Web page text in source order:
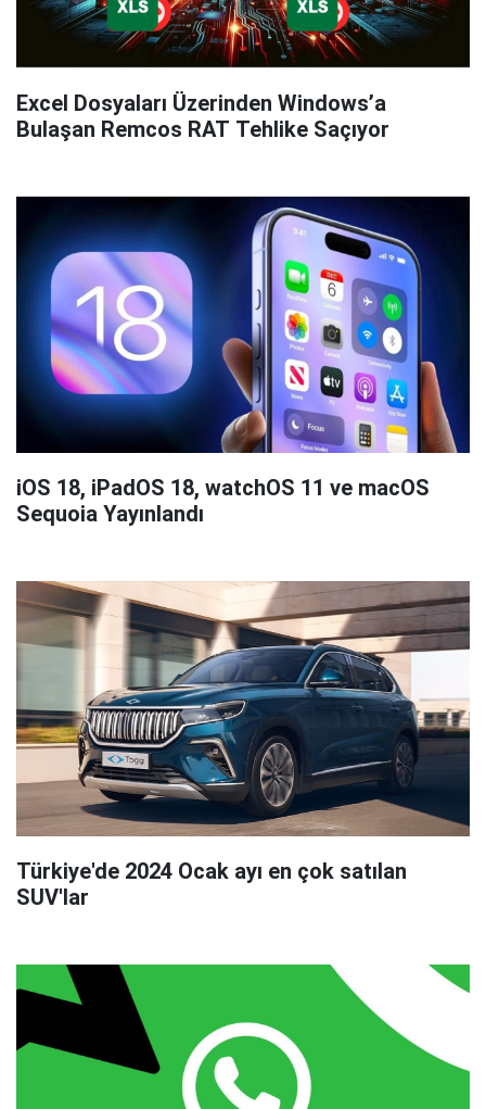
Excel Dosyaları Üzerinden Windows’a
Bulaşan Remcos RAT Tehlike Saçıyor
iOS 18, iPadOS 18, watchOS 11 ve macOS
Sequoia Yayınlandı
Türkiye'de 2024 Ocak ayı en çok satılan
SUV'lar